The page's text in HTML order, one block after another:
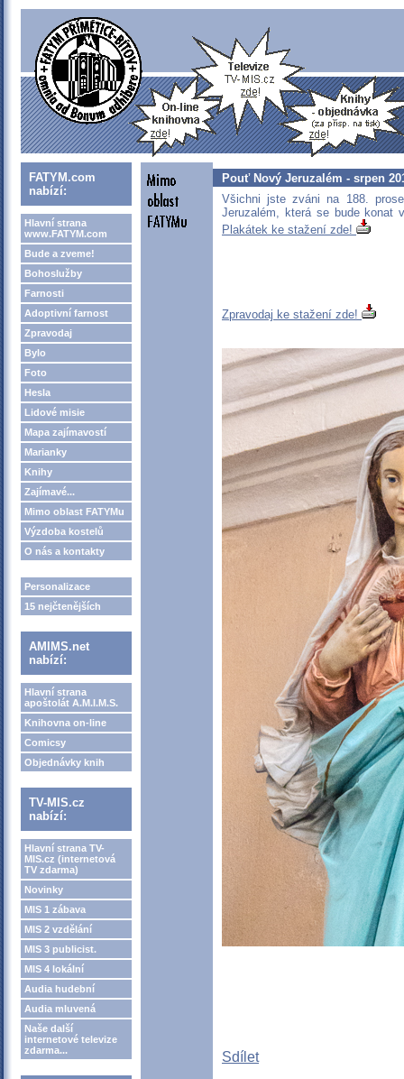
FATYM.com
nabízí:
Hlavní strana
www.FATYM.com
Bude a zveme!
Bohoslužby
Farnosti
Adoptivní farnost
Zpravodaj
Bylo
Foto
Hesla
Lidové misie
Mapa zajímavostí
Marianky
Knihy
Zajímavé...
Mimo oblast FATYMu
Výzdoba kostelů
O nás a kontakty
Personalizace
15 nejčtenějších
AMIMS.net
nabízí:
Hlavní strana
apoštolát A.M.I.M.S.
Knihovna on-line
Comicsy
Objednávky knih
TV-MIS.cz
nabízí:
Hlavní strana TV-
MIS.cz (internetová
TV zdarma)
Novinky
MIS 1 zábava
MIS 2 vzdělání
MIS 3 publicist.
MIS 4 lokální
Audia hudební
Audia mluvená
Naše další
internetové televize
zdarma...
Pouť Nový Jeruzalém - srpen
Všichni jste zváni na 188.
Jeruzalém, která se bude konat
Plakátek ke stažení zde!
Zpravodaj ke stažení zde!
Sdílet